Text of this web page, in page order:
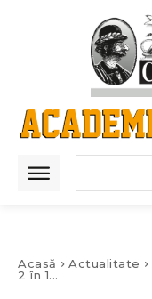
Acasă Actualitate
2 în 1...